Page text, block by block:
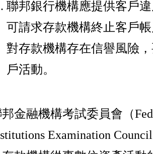
聯邦銀行機構應提供客戶
可請求存款機構終止客戶
對存款機構存在信譽風險
戶活動。
金融機構考試委員會（
Examination